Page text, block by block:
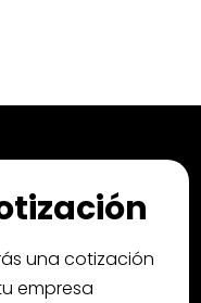
una cotización
empresa